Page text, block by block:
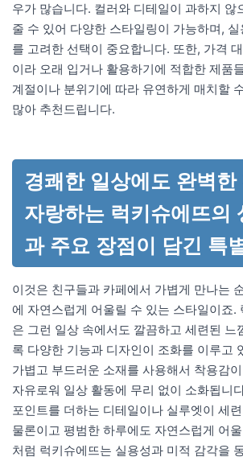
우가 많습니다. 컬러와 디테일이 과하지 않
줄 수 있어 다양한 스타일링이 가능하며,
를 고려한 선택이 중요합니다. 또한, 가격
이라 오래 입거나 활용하기에 적합한 제품
계절이나 분위기에 따라 유연하게 매치할
많아 추천드립니다.
경쾌한 일상에도 완벽한
자랑하는 럭키슈에뜨의
과 주요 장점이 담긴 특
이것은 친구들과 카페에서 가볍게 만나는
에 자연스럽게 어울릴 수 있는 스타일이죠.
은 그런 일상 속에서도 깔끔하고 세련된 느
록 다양한 기능과 디자인이 조화를 이루고
가볍고 부드러운 소재를 사용해서 착용감
자유로워 일상 활동에 무리 없이 소화됩니
포인트를 더하는 디테일이나 실루엣이 세
물론이고 평범한 하루에도 자연스럽게 어
처럼 럭키슈에뜨는 실용성과 미적 감각을